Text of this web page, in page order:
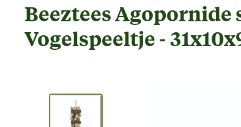
Beeztees
Vogelspeeltje -